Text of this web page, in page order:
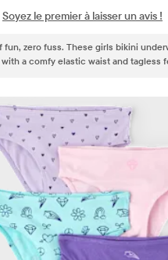
Soyez le premier à laisser un avis !
fun, zero fuss. These girls bikini
a comfy elastic waist and tagless